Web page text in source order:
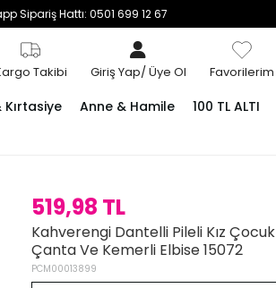
Sipariş Hattı: 0501 699 12 67
Takibi Giriş Yap/Üye Ol Favorilerim
Anne & Hamile
100 TL ALTI
519,98 TL
Kahverengi Dantelli Pileli Kız Çocuk
Çanta Ve Kemerli Elbise 15072
PCM00013899